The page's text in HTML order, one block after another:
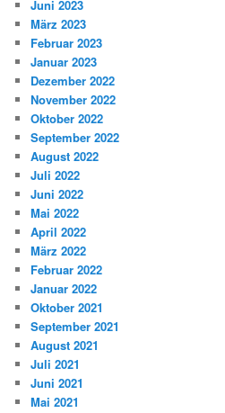
Juni 2023
März 2023
Februar 2023
Januar 2023
Dezember 2022
November 2022
Oktober 2022
September 2022
August 2022
Juli 2022
Juni 2022
Mai 2022
April 2022
März 2022
Februar 2022
Januar 2022
Oktober 2021
September 2021
August 2021
Juli 2021
Juni 2021
Mai 2021